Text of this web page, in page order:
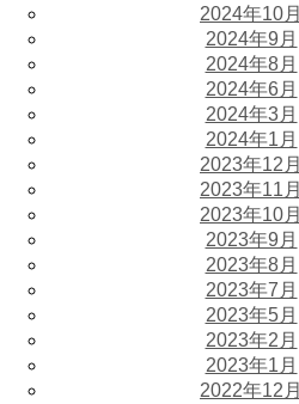
2024年10月
2024年9月
2024年8月
2024年6月
2024年3月
2024年1月
2023年12月
2023年11月
2023年10月
2023年9月
2023年8月
2023年7月
2023年5月
2023年2月
2023年1月
2022年12月